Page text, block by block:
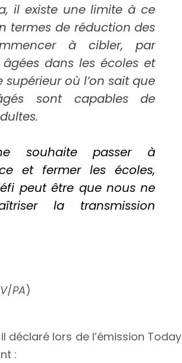
il existe une limite à ce
termes de réduction des
à cibler, par
dans les écoles et
où l’on sait que
sont capables de
souhaite passer à
et fermer les écoles,
peut être que nous ne
la transmission
/PA)
déclaré lors de l’émission Today
: